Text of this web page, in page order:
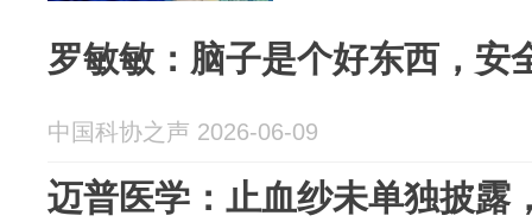
罗敏敏：脑子是个好东西，安
中国科协之声 2026-06-09
迈普医学：止血纱未单独披露